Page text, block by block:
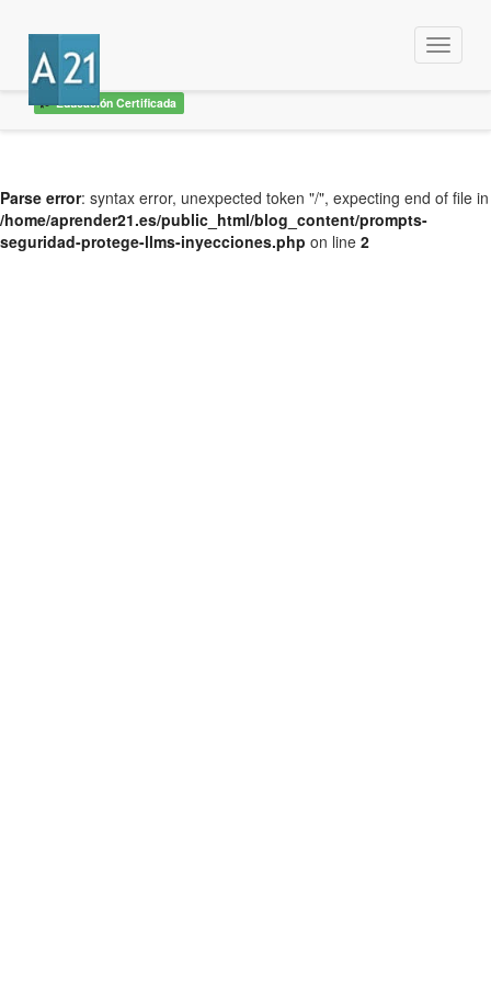
Educación Certificada
Menu
Parse error: syntax error, unexpected token "/", expecting end of file in
/home/aprender21.es/public_html/blog_content/prompts-
seguridad-protege-llms-inyecciones.php on line 2